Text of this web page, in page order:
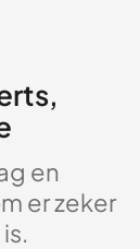
en
er zeker